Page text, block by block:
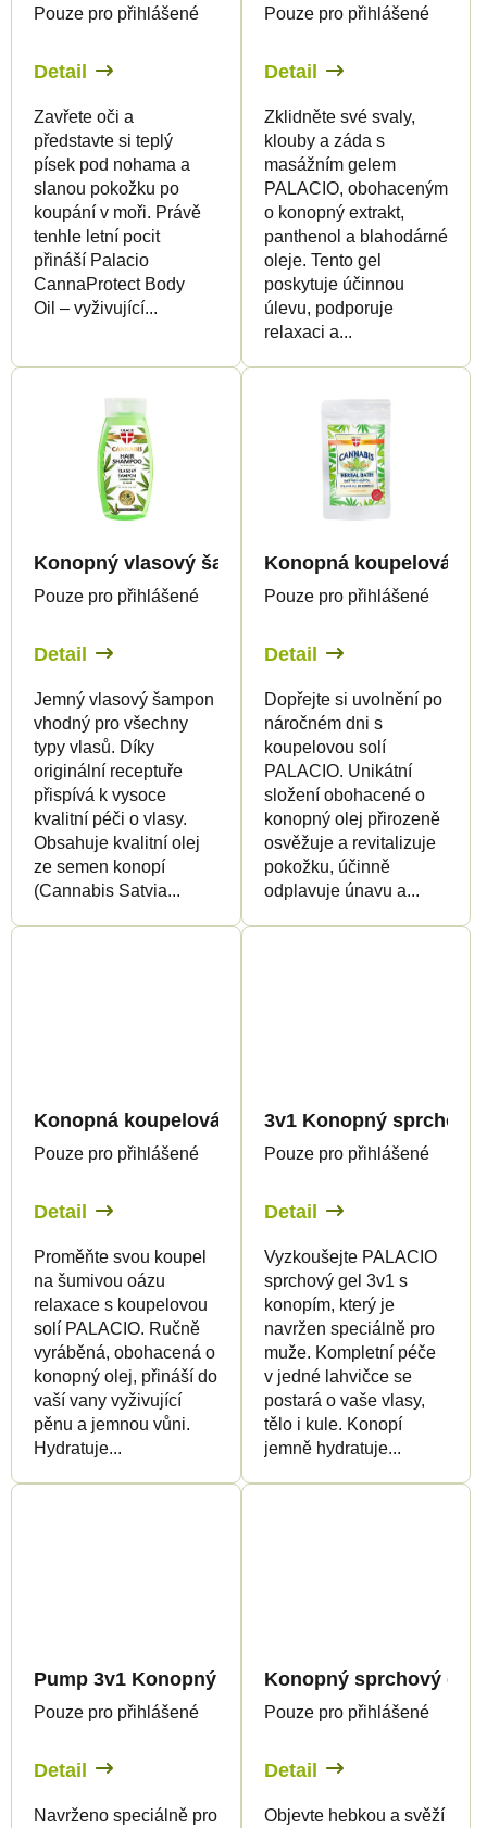
Pouze pro přihlášené
Detail
Zavřete oči a
představte si teplý
písek pod nohama a
slanou pokožku po
koupání v moři. Právě
tenhle letní pocit
přináší Palacio
CannaProtect Body
Oil – vyživující...
Pouze pro přihlášené
Detail
Zklidněte své svaly,
klouby a záda s
masážním gelem
PALACIO, obohaceným
o konopný extrakt,
panthenol a blahodárné
oleje. Tento gel
poskytuje účinnou
úlevu, podporuje
relaxaci a...
Konopný vlasový šampon, 250 ml - Palacio
Pouze pro přihlášené
Detail
Jemný vlasový šampon
vhodný pro všechny
typy vlasů. Díky
originální receptuře
přispívá k vysoce
kvalitní péči o vlasy.
Obsahuje kvalitní olej
ze semen konopí
(Cannabis Satvia...
Konopná koupelová
Pouze pro přihlášené
Detail
Dopřejte si uvolnění po
náročném dni s
koupelovou solí
PALACIO. Unikátní
složení obohacené o
konopný olej přirozeně
osvěžuje a revitalizuje
pokožku, účinně
odplavuje únavu a...
Konopná koupelová bomba, 95 g - Palacio
Pouze pro přihlášené
Detail
Proměňte svou koupel
na šumivou oázu
relaxace s koupelovou
solí PALACIO. Ručně
vyráběná, obohacená o
konopný olej, přináší do
vaší vany vyživující
pěnu a jemnou vůni.
Hydratuje...
3v1 Konopný sprchový
Pouze pro přihlášené
Detail
Vyzkoušejte PALACIO
sprchový gel 3v1 s
konopím, který je
navržen speciálně pro
muže. Kompletní péče
v jedné lahvičce se
postará o vaše vlasy,
tělo i kule. Konopí
jemně hydratuje...
Pump 3v1 Konopný sprchový gel pro muže,
Pouze pro přihlášené
Detail
Navrženo speciálně pro
Konopný sprchový gel,
Pouze pro přihlášené
Detail
Objevte hebkou a svěží